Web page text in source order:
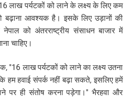
लाख पर्यटकों को लाने के लक्ष्य के लिए कम
बढ़ाना आवश्यक है। इसके लिए उड़ानों की
को अंतरराष्ट्रीय संसाधन बाजार में
चाहिए।
''16 लाख पर्यटकों को लाने का लक्ष्य उतना
हम हवाई संपर्क नहीं बढ़ा सकते, इसलिए हमें
पर ही संतोष करना पड़ेगा।'' भैरहवा और